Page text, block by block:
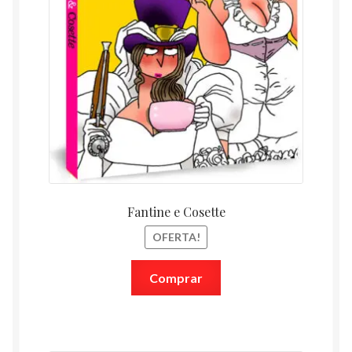
Fantine e Cosette
OFERTA!
Comprar